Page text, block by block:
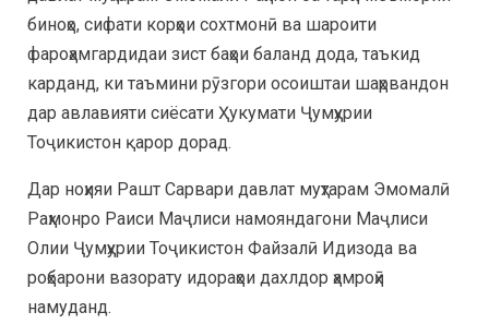
биноҳо, сифати корҳои сохтмонӣ ва шароити
фароҳамгардидаи зист баҳои баланд дода, таъкид
карданд, ки таъмини рӯзгори осоиштаи шаҳрвандон
дар авлавияти сиёсати Ҳукумати Ҷумҳурии
Тоҷикистон қарор дорад.
Дар ноҳияи Рашт Сарвари давлат муҳтарам Эмомалӣ
Раҳмонро Раиси Маҷлиси намояндагони Маҷлиси
Олии Ҷумҳурии Тоҷикистон Файзалӣ Идизода ва
роҳбарони вазорату идораҳои дахлдор ҳамроҳӣ
намуданд.